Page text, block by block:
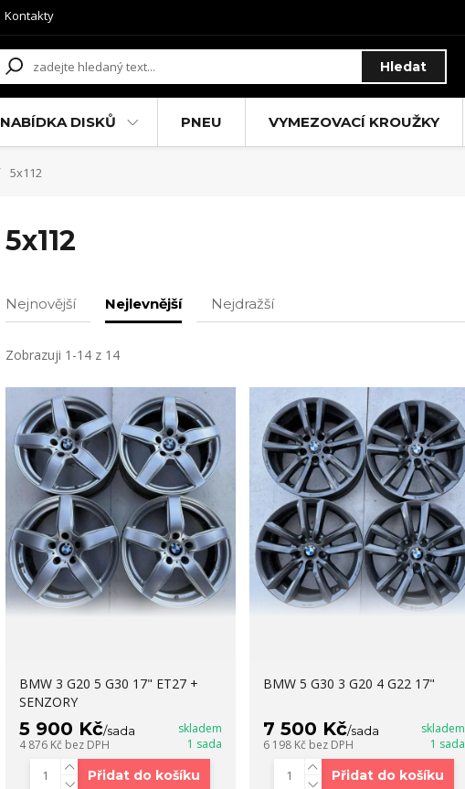
Kontakty
Hledat
NABÍDKA DISKŮ PNEU VYMEZOVACÍ KROUŽKY
5x112
5x112
Nejnovější Nejlevnější Nejdražší
Zobrazuji 1-14 z 14
BMW 3 G20 5 G30 17" ET27 +
SENZORY
5 900 Kč/sada
4 876 Kč bez DPH
skladem
1 sada
Přidat do košíku
BMW 5 G30 3 G20 4 G22 17"
7 500 Kč/sada
6 198 Kč bez DPH
skladem
1 sada
Přidat do košíku